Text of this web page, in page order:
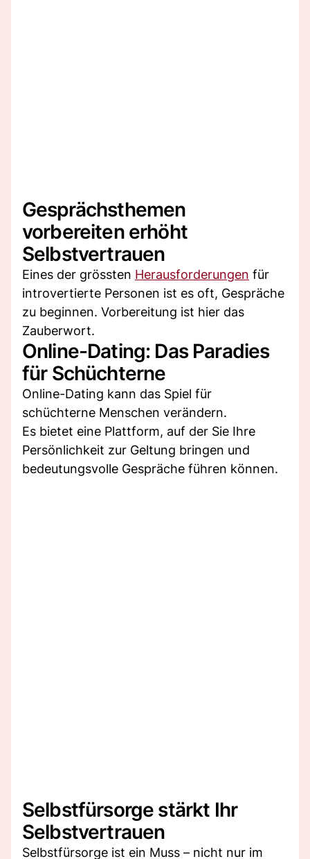
Gesprächsthemen
vorbereiten erhöht
Selbstvertrauen
Eines der grössten Herausforderungen für
introvertierte Personen ist es oft, Gespräche
zu beginnen. Vorbereitung ist hier das
Zauberwort.
Online-Dating: Das Paradies
für Schüchterne
Online-Dating kann das Spiel für
schüchterne Menschen verändern.
Es bietet eine Plattform, auf der Sie Ihre
Persönlichkeit zur Geltung bringen und
bedeutungsvolle Gespräche führen können.
Selbstfürsorge stärkt Ihr
Selbstvertrauen
Selbstfürsorge ist ein Muss – nicht nur im